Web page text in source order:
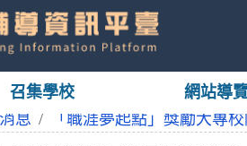
召集學校 網站導
息 「職涯夢起點」獎勵大專